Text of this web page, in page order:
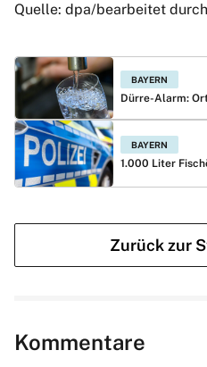
Quelle: dpa/bearbeitet
BAYERN
Dürre-Alarm:
BAYERN
1.000 Liter
Zurück zur
Kommentare